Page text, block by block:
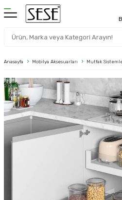
Anasayfa Mobilya Aksesuarları Mutfak